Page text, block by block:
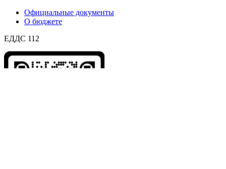
Официальные документы
О бюджете
ЕДДС 112